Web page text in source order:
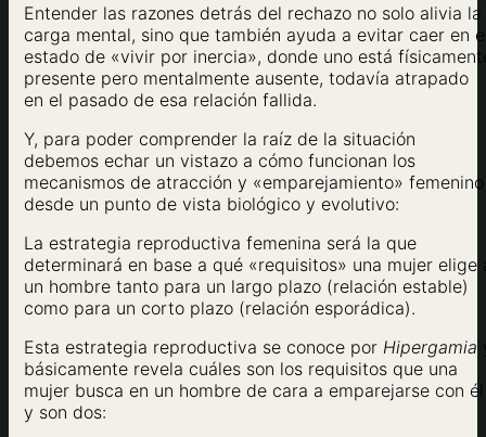
Entender las razones detrás del rechazo no solo alivia la
carga mental, sino que también ayuda a evitar caer en
estado de «vivir por inercia», donde uno está
presente pero mentalmente ausente, todavía atrapado
en el pasado de esa relación fallida.
Y, para poder comprender la raíz de la situación
debemos echar un vistazo a cómo funcionan los
mecanismos de atracción y «emparejamiento» femenino
desde un punto de vista biológico y evolutivo:
La estrategia reproductiva femenina será la que
determinará en base a qué «requisitos» una mujer elige
un hombre tanto para un largo plazo (relación estable)
como para un corto plazo (relación esporádica).
Esta estrategia reproductiva se conoce por Hipergamia
básicamente revela cuáles son los requisitos que una
mujer busca en un hombre de cara a emparejarse con él
y son dos: